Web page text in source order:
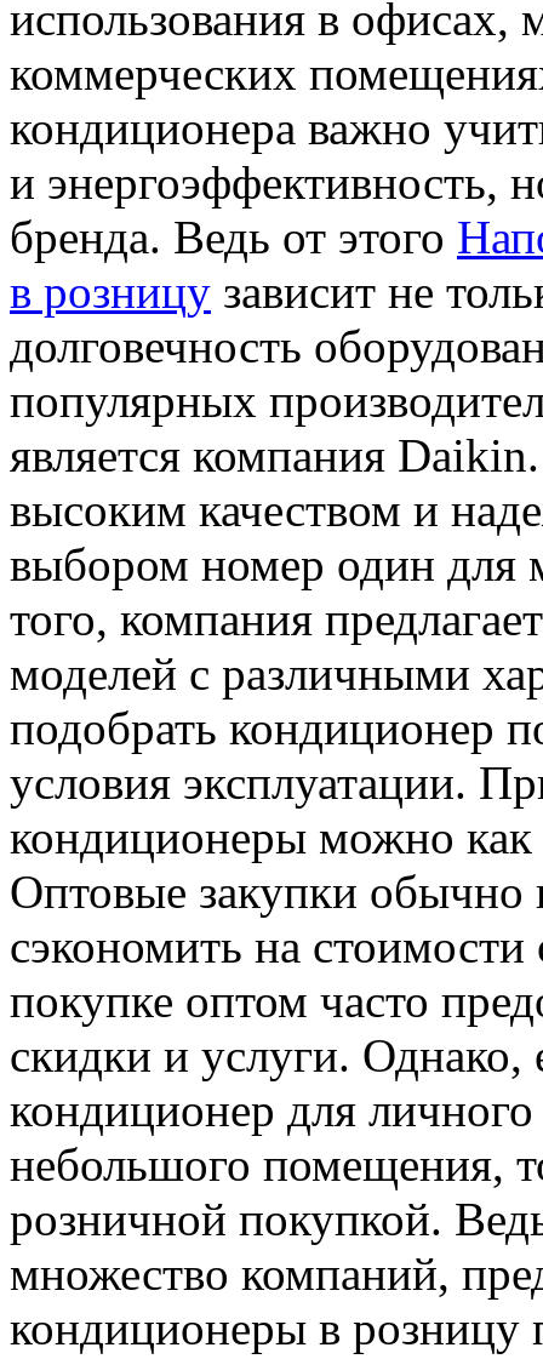
использования в офисах,
коммерческих
кондиционера важно
и энергоэффективность,
бренда. Ведь от этого
в розницу зависит не
долговечность
популярных
является компания
высоким качеством и
выбором номер один для
того, компания
моделей с различными
подобрать кондиционер
условия эксплуатации.
кондиционеры можно как
Оптовые закупки обычно
сэкономить на
покупке оптом часто
скидки и услуги. Однако,
кондиционер для
небольшого помещения,
розничной покупкой.
множество компаний,
кондиционеры в